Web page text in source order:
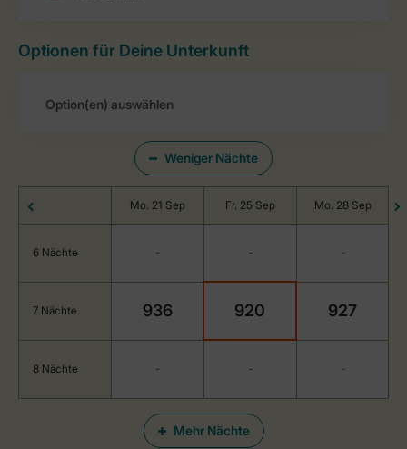
Optionen für Deine Unterkunft
Weniger Nächte
Mehr Nächte
Mo. 21 Sep Fr. 25 Sep Mo. 28 Sep
6 Nächte - - -
7 Nächte 936 920 927
8 Nächte - - -